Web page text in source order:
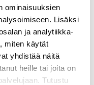
ominaisuuksien
Lisäksi
ja analytiikka-
miten käytät
yhdistää näitä
heille tai joita on
Tutustu